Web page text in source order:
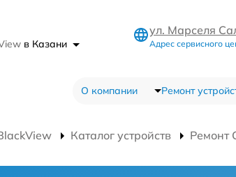
в Казани
ул. Марселя
Адрес сервисного
О компании Ремонт
Каталог устройств Ремонт